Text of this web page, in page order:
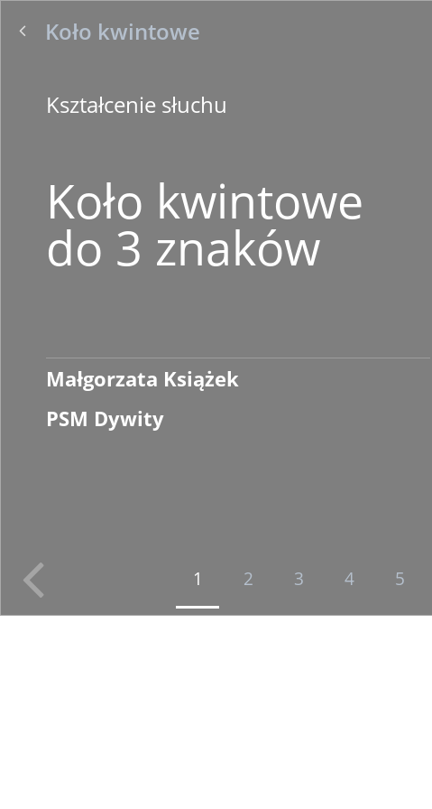
Koło kwintowe
Koło kwintowe
do 3 znaków
Kształcenie słuchu
Małgorzata Książek
PSM Dywity
1 2 3 4 5